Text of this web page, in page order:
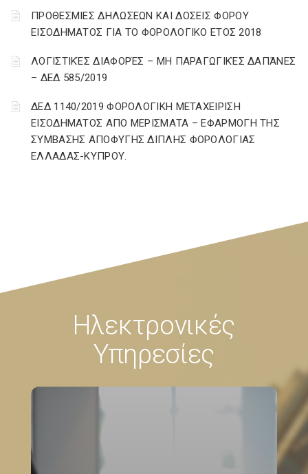
ΠΡΟΘΕΣΜΙΕΣ ΔΗΛΩΣΕΩΝ ΚΑΙ ΔΟΣΕΙΣ ΦΟΡΟΥ
ΕΙΣΟΔΗΜΑΤΟΣ ΓΙΑ ΤΟ ΦΟΡΟΛΟΓΙΚΟ ΕΤΟΣ 2018
ΛΟΓΙΣΤΙΚΈΣ ΔΙΑΦΟΡΈΣ – ΜΗ ΠΑΡΑΓΩΓΙΚΈΣ ΔΑΠΆΝΕΣ
– ΔΕΔ 585/2019
ΔΕΔ 1140/2019 ΦΟΡΟΛΟΓΙΚΗ ΜΕΤΑΧΕΙΡΙΣΗ
ΕΙΣΟΔΗΜΑΤΟΣ ΑΠΟ ΜΕΡΙΣΜΑΤΑ – ΕΦΑΡΜΟΓΗ ΤΗΣ
ΣΥΜΒΑΣΗΣ ΑΠΟΦΥΓΗΣ ΔΙΠΛΗΣ ΦΟΡΟΛΟΓΙΑΣ
ΕΛΛΑΔΑΣ-ΚΥΠΡΟΥ.
Ηλεκτρονικές
Υπηρεσίες